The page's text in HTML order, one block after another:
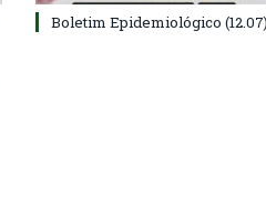
Boletim Epidemiológico (12.07)